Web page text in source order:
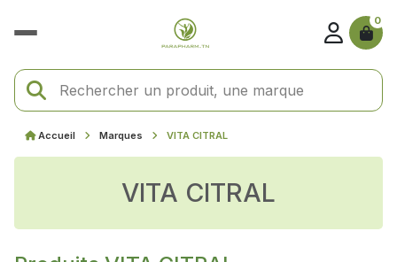
0
Accueil Marques VITA CITRAL
VITA CITRAL